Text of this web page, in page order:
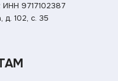
ИНН 9717102387
102, с. 35